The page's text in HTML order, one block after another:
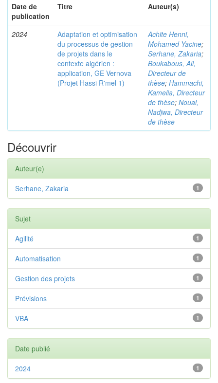
Date de
publication
Titre Auteur(s)
2024
Adaptation et optimisation
du processus de gestion
de projets dans le
contexte algérien :
application, GE Vernova
(Projet Hassi R'mel 1)
Achite Henni,
Mohamed Yacine;
Serhane, Zakaria;
Boukabous, Ali,
Directeur de
thèse; Hammachi,
Kamelia, Directeur
de thèse; Noual,
Nadjwa, Directeur
de thèse
Découvrir
Auteur(e)
1
Serhane, Zakaria
Sujet
1
Agilité
1
Automatisation
1
Gestion des projets
1
Prévisions
1
VBA
Date publié
1
2024